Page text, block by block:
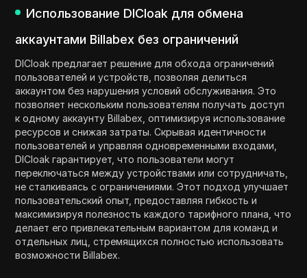
Использование DICloak для обмена
аккаунтами Billabex без ограничений
DICloak предлагает решение для обхода ограничений
пользователей и устройств, позволяя делиться
аккаунтом без нарушения условий обслуживания. Это
позволяет нескольким пользователям получать доступ
к одному аккаунту Billabex, оптимизируя использование
ресурсов и снижая затраты. Скрывая идентичности
пользователей и управляя одновременными входами,
DICloak гарантирует, что пользователи могут
переключаться между устройствами или сотрудничать,
не сталкиваясь с ограничениями. Этот подход улучшает
пользовательский опыт, предоставляя гибкость и
максимизируя полезность каждого тарифного плана, что
делает его привлекательным вариантом для команд и
отдельных лиц, стремящихся полностью использовать
возможности Billabex.